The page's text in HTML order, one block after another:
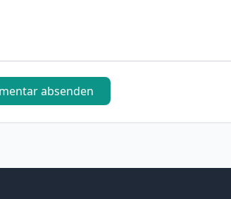
absenden